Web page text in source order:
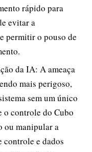
rápido para
evitar a
permitir o pouso de
da IA: A ameaça
mais perigoso,
sem um único
o controle do Cubo
ou manipular a
controle e dados